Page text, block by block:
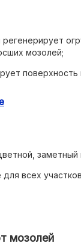
регенерирует
мозолей;
коже сутки;
заметный
для всех
мозолей